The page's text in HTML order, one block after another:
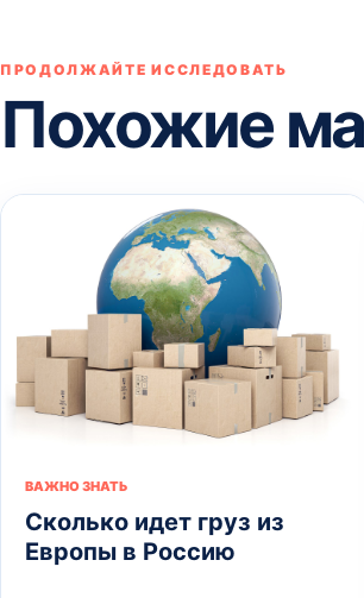
ПРОДОЛЖАЙТЕ ИССЛЕДОВАТЬ
Похожие
ВАЖНО ЗНАТЬ
Сколько идет груз из
Европы в Россию